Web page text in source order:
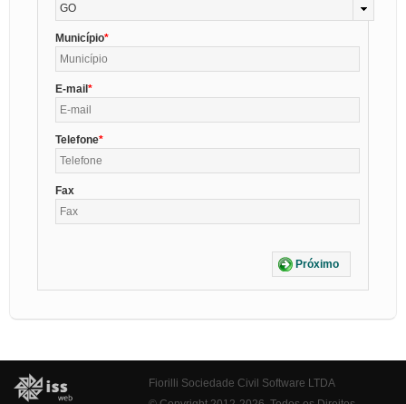
GO
Município
E-mail
Telefone
Fax
Próximo
Fiorilli Sociedade Civil Software LTDA